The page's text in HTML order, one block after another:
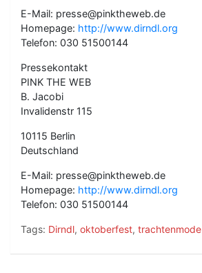
E-Mail: presse@pinktheweb.de
Homepage: http://www.dirndl.org
Telefon: 030 51500144
Pressekontakt
PINK THE WEB
B. Jacobi
Invalidenstr 115
10115 Berlin
Deutschland
E-Mail: presse@pinktheweb.de
Homepage: http://www.dirndl.org
Telefon: 030 51500144
Tags: Dirndl, oktoberfest, trachtenmode